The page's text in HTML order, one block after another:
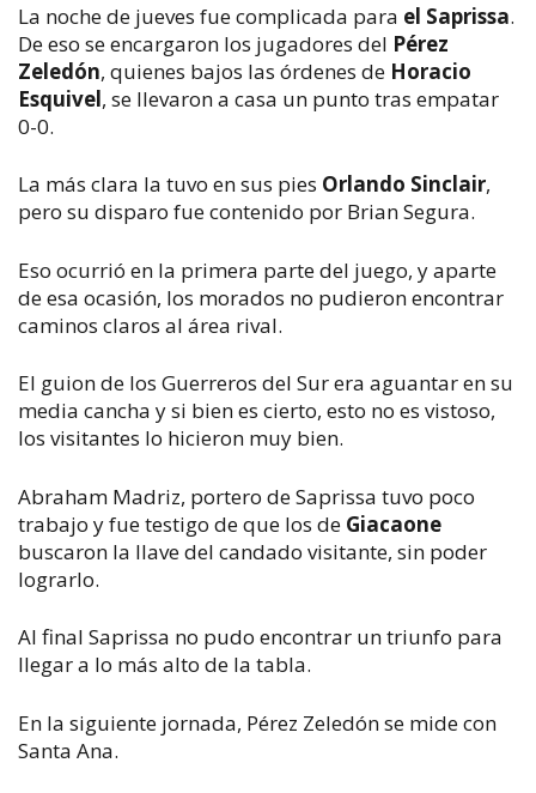
La noche de jueves fue complicada para el Saprissa.
De eso se encargaron los jugadores del Pérez
Zeledón, quienes bajos las órdenes de Horacio
Esquivel, se llevaron a casa un punto tras empatar
0-0.
La más clara la tuvo en sus pies Orlando Sinclair,
pero su disparo fue contenido por Brian Segura.
Eso ocurrió en la primera parte del juego, y aparte
de esa ocasión, los morados no pudieron encontrar
caminos claros al área rival.
El guion de los Guerreros del Sur era aguantar en su
media cancha y si bien es cierto, esto no es vistoso,
los visitantes lo hicieron muy bien.
Abraham Madriz, portero de Saprissa tuvo poco
trabajo y fue testigo de que los de Giacaone
buscaron la llave del candado visitante, sin poder
lograrlo.
Al final Saprissa no pudo encontrar un triunfo para
llegar a lo más alto de la tabla.
En la siguiente jornada, Pérez Zeledón se mide con
Santa Ana.